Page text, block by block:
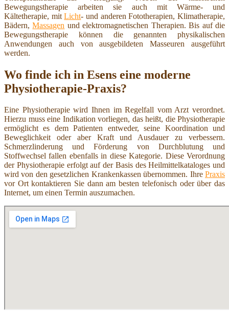
Bewegungstherapie arbeiten sie auch mit Wärme- und
Kältetherapie, mitLicht- und anderen Fototherapien, Klimatherapie,
Bädern,Massagen und elektromagnetischen Therapien. Bis auf die
Bewegungstherapie können die genannten physikalischen
Anwendungen auch von ausgebildeten Masseuren ausgeführt
werden.
Wo finde ich in Esens eine moderne
Physiotherapie-Praxis?
Eine Physiotherapie wird Ihnen im Regelfall vom Arzt verordnet.
Hierzu muss eine Indikation vorliegen, das heißt, die Physiotherapie
ermöglicht es dem Patienten entweder, seine Koordination und
Beweglichkeit oder aber Kraft und Ausdauer zu verbessern.
Schmerzlinderung und Förderung von Durchblutung und
Stoffwechsel fallen ebenfalls in diese Kategorie. Diese Verordnung
der Physiotherapie erfolgt auf der Basis des Heilmittelkataloges und
wird von den gesetzlichen Krankenkassen übernommen. Ihre Praxis
vor Ort kontaktieren Sie dann am besten telefonisch oder über das
Internet, um einen Termin auszumachen.